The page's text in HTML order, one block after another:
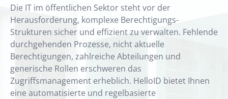
Die IT im öffentlichen Sektor steht vor der
Herausforderung, komplexe Berechtigungs-
Strukturen sicher und effizient zu verwalten. Fehlende
durchgehenden Prozesse, nicht aktuelle
Berechtigungen, zahlreiche Abteilungen und
generische Rollen erschweren das
Zugriffsmanagement erheblich. HelloID bietet Ihnen
eine automatisierte und regelbasierte